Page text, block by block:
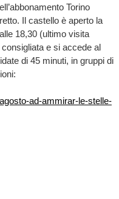
Torino
Il castello è aperto la
18,30 (ultimo visita
e si accede al
di 45 minuti, in gruppi di
ad-ammirar-le-stelle-